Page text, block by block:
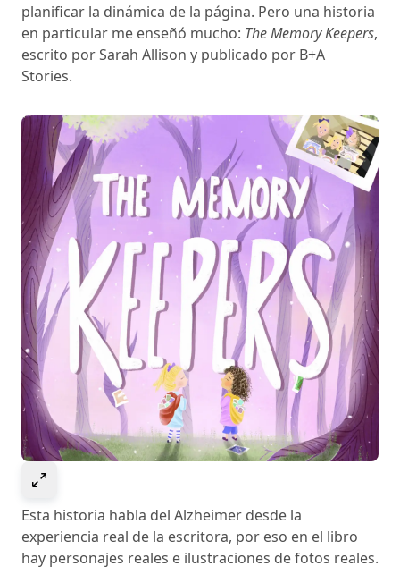
planificar la dinámica de la página. Pero una historia
en particular me enseñó mucho: The Memory Keepers,
escrito por Sarah Allison y publicado por B+A
Stories.
Esta historia habla del Alzheimer desde la
experiencia real de la escritora, por eso en el libro
hay personajes reales e ilustraciones de fotos reales.